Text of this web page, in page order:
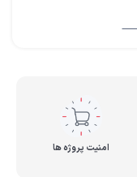
امنیت پروژه ها